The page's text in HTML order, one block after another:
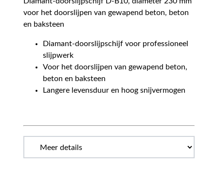
voor het doorslijpen van gewapend beton, beton
en baksteen
Diamant-doorslijpschijf voor professioneel
slijpwerk
Voor het doorslijpen van gewapend beton,
beton en baksteen
Langere levensduur en hoog snijvermogen